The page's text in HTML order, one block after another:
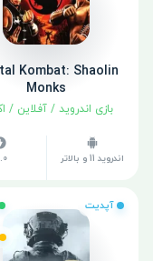
Kombat: Shaolin
Monks
بازی اندروید /آفلاین /
اندروید 11 و بالاتر
آپدیت